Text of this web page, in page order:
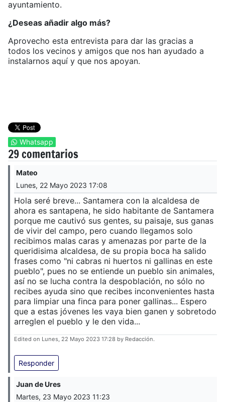
ayuntamiento.
¿Deseas añadir algo más?
Aprovecho esta entrevista para dar las gracias a
todos los vecinos y amigos que nos han ayudado a
instalarnos aquí y que nos apoyan.
Whatsapp
29 comentarios
Mateo
Lunes, 22 Mayo 2023 17:08
Hola seré breve... Santamera con la alcaldesa de
ahora es santapena, he sido habitante de Santamera
porque me cautivó sus gentes, su paisaje, sus ganas
de vivir del campo, pero cuando llegamos solo
recibimos malas caras y amenazas por parte de la
queridisima alcaldesa, de su propia boca ha salido
frases como "ni cabras ni huertos ni gallinas en este
pueblo", pues no se entiende un pueblo sin animales,
así no se lucha contra la despoblación, no sólo no
recibes ayuda sino que recibes inconvenientes hasta
para limpiar una finca para poner gallinas... Espero
que a estas jóvenes les vaya bien ganen y sobretodo
arreglen el pueblo y le den vida...
Edited on Lunes, 22 Mayo 2023 17:28 by Redacción.
Responder
Juan de Ures
Martes, 23 Mayo 2023 11:23